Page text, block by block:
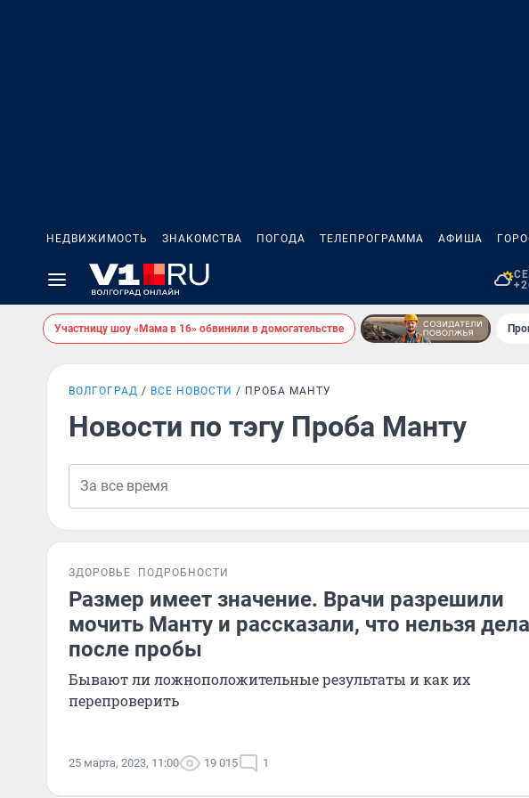
НЕДВИЖИМОСТЬ ЗНАКОМСТВА ПОГОДА ТЕЛЕПРОГРАММА АФИША
Участницу шоу «Мама в 16» обвинили в домогательстве
ВОЛГОГРАД ВСЕ НОВОСТИ ПРОБА МАНТУ
Новости по тэгу Проба Манту
ЗДОРОВЬЕ ПОДРОБНОСТИ
Размер имеет значение. Врачи разрешили
мочить Манту и рассказали, что нельзя
после пробы
Бывают ли ложноположительные результаты и как их
перепроверить
25 марта, 2023, 11:00 19 015 1